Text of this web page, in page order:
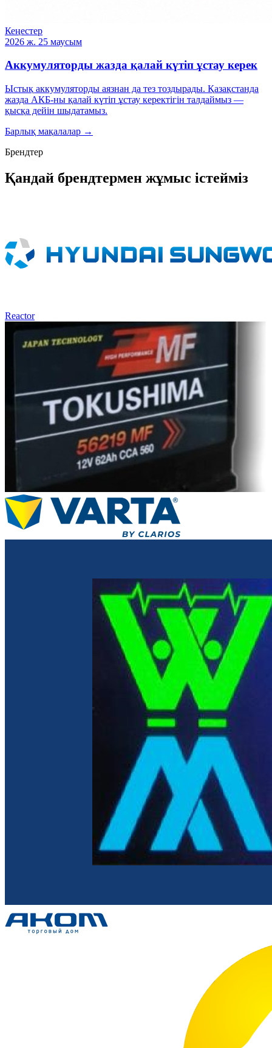
Кеңестер
2026 ж. 25 маусым
Аккумуляторды жазда қалай күтіп ұстау керек
Ыстық аккумуляторды аязнан да тез тоздырады. Қазақстанда
жазда АКБ-ны қалай күтіп ұстау керектігін талдаймыз —
қысқа дейін шыдатамыз.
Барлық мақалалар →
Брендтер
Қандай брендтермен жұмыс істейміз
Reactor